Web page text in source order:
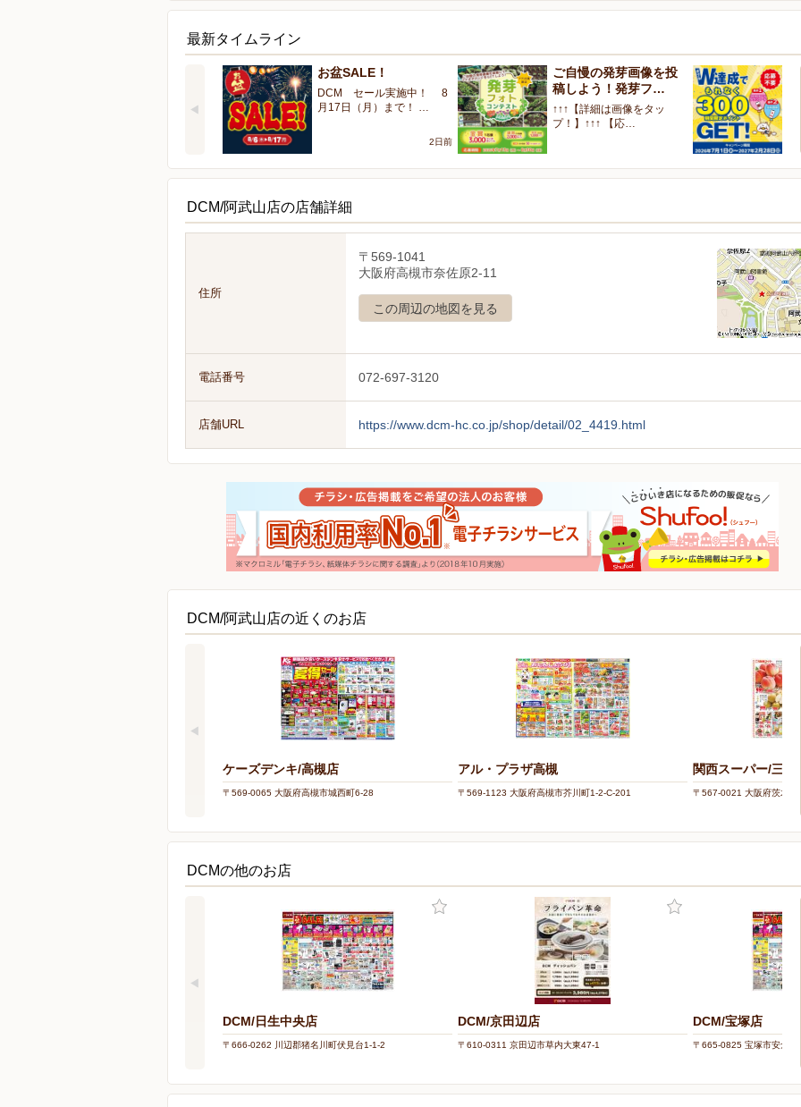
最新タイムライン
お盆SALE！
DCM セール実施中！ 8
月17日（月）まで！ …
2日前
ご自慢の発芽画像を投
稿しよう！発芽フ…
↑↑↑【詳細は画像をタッ
プ！】↑↑↑ 【応…
DCM/阿武山店の店舗詳細
住所
〒569-1041
大阪府高槻市奈佐原2-11
この周辺の地図を見る
電話番号 072-697-3120
店舗URL https://www.dcm-hc.co.jp/shop/detail/02_4419.html
DCM/阿武山店の近くのお店
ケーズデンキ/高槻店
〒569-0065 大阪府高槻市城西町6-28
アル・プラザ高槻
〒569-1123 大阪府高槻市芥川町1-2-C-201
関西スーパー/三島
〒567-0021 大阪府茨木市
DCMの他のお店
DCM/日生中央店
〒666-0262 川辺郡猪名川町伏見台1-1-2
DCM/京田辺店
〒610-0311 京田辺市草内大東47-1
DCM/宝塚店
〒665-0825 宝塚市安倉西